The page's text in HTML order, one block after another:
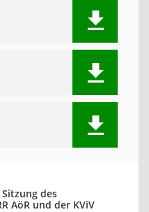
des
AöR und der KViV